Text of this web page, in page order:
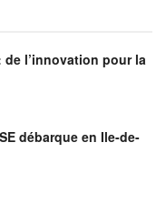
de l’innovation pour la
débarque en Ile-de-